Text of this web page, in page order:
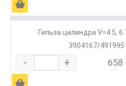
Ä
Гильза цилиндра V=4.5,
3904167/
- + 658
Ä